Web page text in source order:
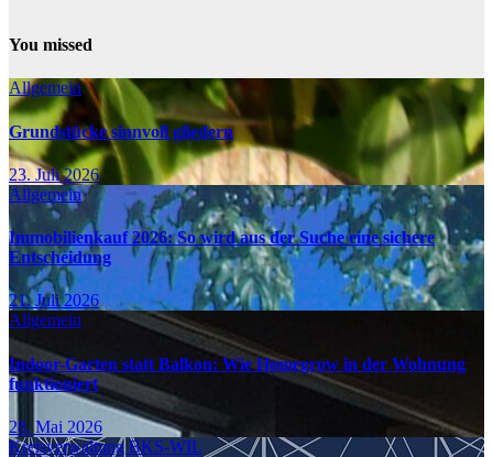
You missed
Allgemein
Grundstücke sinnvoll gliedern
23. Juli 2026
Allgemein
Immobilienkauf 2026: So wird aus der Suche eine sichere
Entscheidung
21. Juli 2026
Allgemein
Indoor-Garten statt Balkon: Wie Homegrow in der Wohnung
funktioniert
28. Mai 2026
Kreisverwaltung BKS-WIL